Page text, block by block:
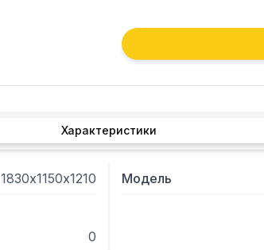
Характеристики
1830х1150х1210 Модель
0